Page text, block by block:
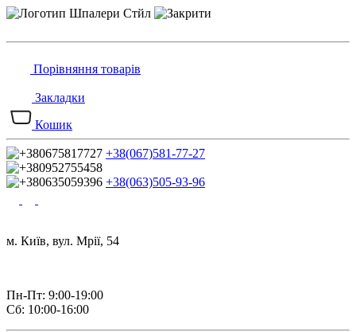
Порівняння товарів
Закладки
Кошик
+38(067)581-77-27
+38(063)505-93-96
м. Київ, вул. Мрії, 54
Пн-Пт: 9:00-19:00
Сб: 10:00-16:00